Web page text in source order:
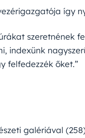
így
szeretnének
indexünk
felfedezzék őket.”
galériával